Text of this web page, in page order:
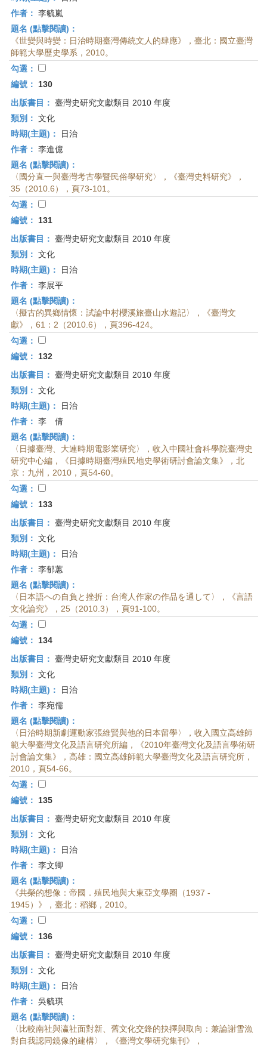
作者： 李毓嵐
題名 (點擊閱讀)：
《世變與時變：日治時期臺灣傳統文人的肆應》，臺北：國立臺灣
師範大學歷史學系，2010。
勾選：
編號：
130
出版書目： 臺灣史研究文獻類目 2010 年度
類別： 文化
時期(主題)：
日治
作者： 李進億
題名 (點擊閱讀)：
〈國分直一與臺灣考古學暨民俗學研究〉，《臺灣史料研究》，
35（2010.6），頁73-101。
勾選：
編號：
131
出版書目： 臺灣史研究文獻類目 2010 年度
類別： 文化
時期(主題)：
日治
作者： 李展平
題名 (點擊閱讀)：
〈擬古的異鄉情懷：試論中村櫻溪旅臺山水遊記〉，《臺灣文
獻》，61：2（2010.6），頁396-424。
勾選：
編號：
132
出版書目： 臺灣史研究文獻類目 2010 年度
類別： 文化
時期(主題)：
日治
作者： 李 倩
題名 (點擊閱讀)：
〈日據臺灣、大連時期電影業研究〉，收入中國社會科學院臺灣史
研究中心編，《日據時期臺灣殖民地史學術研討會論文集》，北
京：九州，2010，頁54-60。
勾選：
編號：
133
出版書目： 臺灣史研究文獻類目 2010 年度
類別： 文化
時期(主題)：
日治
作者： 李郁蕙
題名 (點擊閱讀)：
〈日本語への自負と挫折：台湾人作家の作品を通して〉，《言語
文化論究》，25（2010.3），頁91-100。
勾選：
編號：
134
出版書目： 臺灣史研究文獻類目 2010 年度
類別： 文化
時期(主題)：
日治
作者： 李宛儒
題名 (點擊閱讀)：
〈日治時期新劇運動家張維賢與他的日本留學〉，收入國立高雄師
範大學臺灣文化及語言研究所編，《2010年臺灣文化及語言學術研
討會論文集》，高雄：國立高雄師範大學臺灣文化及語言研究所，
2010，頁54-66。
勾選：
編號：
135
出版書目： 臺灣史研究文獻類目 2010 年度
類別： 文化
時期(主題)：
日治
作者： 李文卿
題名 (點擊閱讀)：
《共榮的想像：帝國．殖民地與大東亞文學圈（1937 -
1945）》，臺北：稻鄉，2010。
勾選：
編號：
136
出版書目： 臺灣史研究文獻類目 2010 年度
類別： 文化
時期(主題)：
日治
作者： 吳毓琪
題名 (點擊閱讀)：
〈比較南社與瀛社面對新、舊文化交鋒的抉擇與取向：兼論謝雪漁
對自我認同鏡像的建構〉，《臺灣文學研究集刊》，